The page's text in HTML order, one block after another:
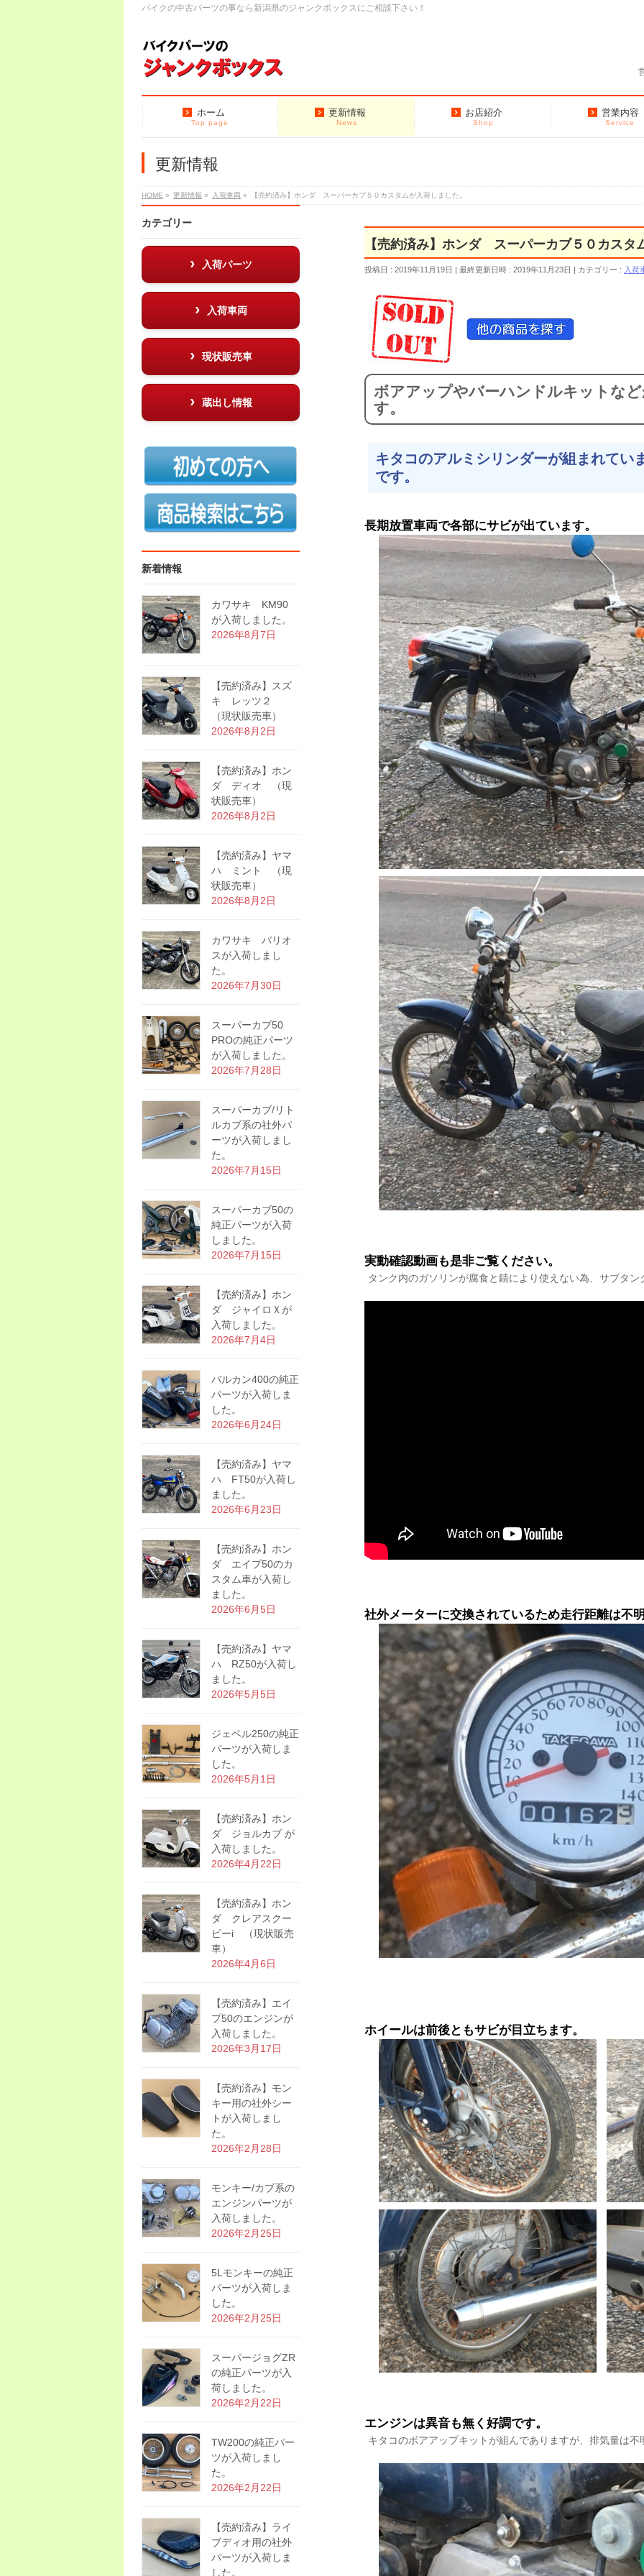
バイクの中古パーツの事なら新潟県のジャンクボックスにご相談下さい！
ホーム
Top page
更新情報
News
お店紹介
Shop
営業内容
Service
更新情報
HOME » 更新情報 » 入荷車両 » 【売約済み】ホンダ スーパーカブ５０カスタムが入荷しました。
【売約済み】ホンダ スーパーカブ５０カスタ
投稿日 : 2019年11月19日 最終更新日時 : 2019年11月23日 カテゴリー : 入荷
ボアアップやバーハンドルキットな
す。
キタコのアルミシリンダーが組まれてい
です。
長期放置車両で各部にサビが出ています。
実動確認動画も是非ご覧ください。
タンク内のガソリンが腐食と錆により使えない為、サブタ
社外メーターに交換されているため走行距離は不
ホイールは前後ともサビが目立ちます。
エンジンは異音も無く好調です。
キタコのボアアップキットが組んでありますが、排気量は不
カテゴリー
入荷パーツ
入荷車両
現状販売車
蔵出し情報
新着情報
カワサキ KM90
が入荷しました。
2026年8月7日
【売約済み】スズ
キ レッツ２
（現状販売車）
2026年8月2日
【売約済み】ホン
ダ ディオ （現
状販売車）
2026年8月2日
【売約済み】ヤマ
ハ ミント （現
状販売車）
2026年8月2日
カワサキ バリオ
スが入荷しまし
た。
2026年7月30日
スーパーカブ50
PROの純正パーツ
が入荷しました。
2026年7月28日
スーパーカブ/リト
ルカブ系の社外パ
ーツが入荷しまし
た。
2026年7月15日
スーパーカブ50の
純正パーツが入荷
しました。
2026年7月15日
【売約済み】ホン
ダ ジャイロＸが
入荷しました。
2026年7月4日
バルカン400の純正
パーツが入荷しま
した。
2026年6月24日
【売約済み】ヤマ
ハ FT50が入荷し
ました。
2026年6月23日
【売約済み】ホン
ダ エイプ50のカ
スタム車が入荷し
ました。
2026年6月5日
【売約済み】ヤマ
ハ RZ50が入荷し
ました。
2026年5月5日
ジェベル250の純正
パーツが入荷しま
した。
2026年5月1日
【売約済み】ホン
ダ ジョルカブ が
入荷しました。
2026年4月22日
【売約済み】ホン
ダ クレアスクー
ピーi （現状販売
車）
2026年4月6日
【売約済み】エイ
プ50のエンジンが
入荷しました。
2026年3月17日
【売約済み】モン
キー用の社外シー
トが入荷しまし
た。
2026年2月28日
モンキー/カブ系の
エンジンパーツが
入荷しました。
2026年2月25日
5Lモンキーの純正
パーツが入荷しま
した。
2026年2月25日
スーパージョグZR
の純正パーツが入
荷しました。
2026年2月22日
TW200の純正パー
ツが入荷しまし
た。
2026年2月22日
【売約済み】ライ
ブディオ用の社外
パーツが入荷しま
した。